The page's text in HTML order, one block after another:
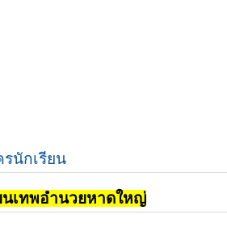
นักเรียน
นเทพอำนวยหาดใหญ่